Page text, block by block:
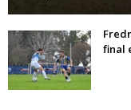
final